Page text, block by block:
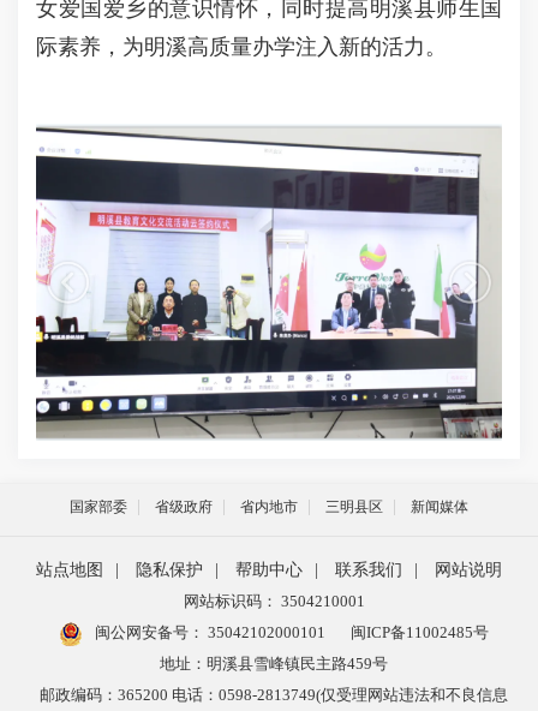
女爱国爱乡的意识情怀，同时提高明溪县师生国
际素养，为明溪高质量办学注入新的活力。
国家部委 省级政府 省内地市 三明县区 新闻媒体
站点地图 隐私保护 帮助中心 联系我们
网站说明
网站标识码： 3504210001
闽公网安备号： 35042102000101
闽ICP备11002485号
地址：明溪县雪峰镇民主路459号
邮政编码：365200 电话：0598-2813749(仅受理网站违法和不良信息